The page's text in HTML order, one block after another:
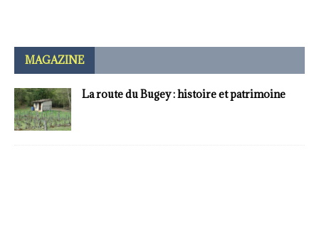
MAGAZINE
La route du Bugey : histoire et patrimoine